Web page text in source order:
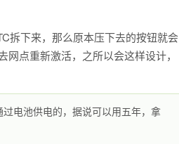
拆下来，那么原本压下去的按钮就会
点重新激活，之所以会这样设计，
电池供电的，据说可以用五年，拿